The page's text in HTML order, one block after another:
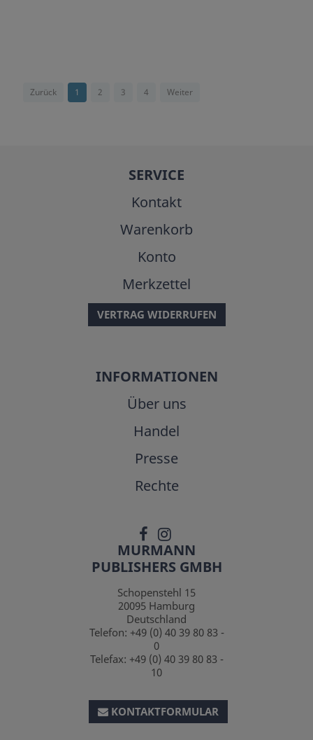
Zurück 1 2 3 4 Weiter
SERVICE
Kontakt
Warenkorb
Konto
Merkzettel
VERTRAG WIDERRUFEN
INFORMATIONEN
Über uns
Handel
Presse
Rechte
MURMANN
PUBLISHERS GMBH
Schopenstehl 15
20095 Hamburg
Deutschland
Telefon: +49 (0) 40 39 80 83 -
0
Telefax: +49 (0) 40 39 80 83 -
10
KONTAKTFORMULAR